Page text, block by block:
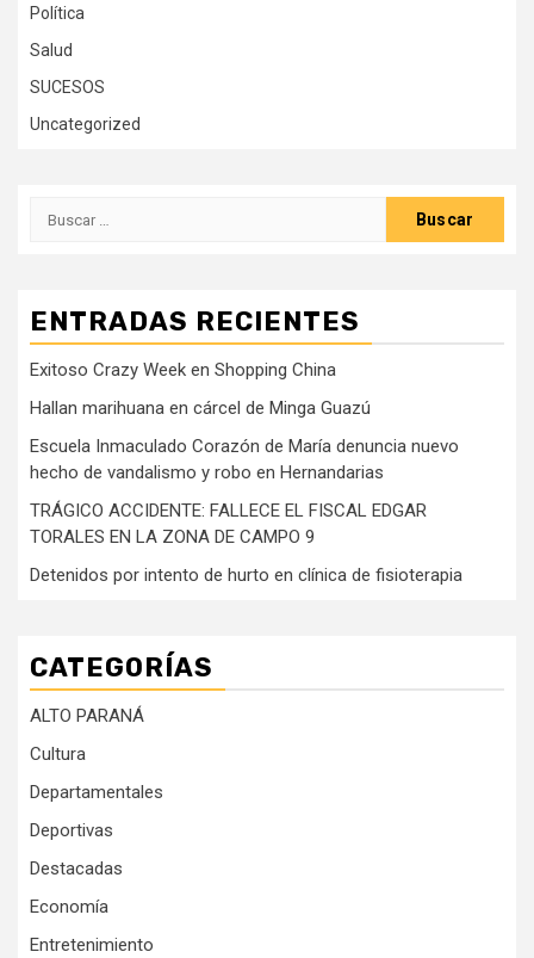
Política
Salud
SUCESOS
Uncategorized
Buscar:
ENTRADAS RECIENTES
Exitoso Crazy Week en Shopping China
Hallan marihuana en cárcel de Minga Guazú
Escuela Inmaculado Corazón de María denuncia nuevo
hecho de vandalismo y robo en Hernandarias
TRÁGICO ACCIDENTE: FALLECE EL FISCAL EDGAR
TORALES EN LA ZONA DE CAMPO 9
Detenidos por intento de hurto en clínica de fisioterapia
CATEGORÍAS
ALTO PARANÁ
Cultura
Departamentales
Deportivas
Destacadas
Economía
Entretenimiento